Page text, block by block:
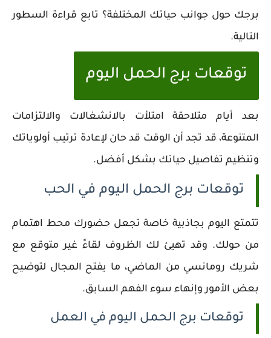
برجك حول جوانب حياتك المختلفة؟ تابع قراءة السطور
التالية.
توقعات برج الحمل اليوم
بعد أيام متلاحقة امتلأت بالانشغالات والالتزامات
المتنوعة، قد تجد أن الوقت قد حان لإعادة ترتيب أولوياتك
وتنظيم تفاصيل حياتك بشكل أفضل.
توقعات برج الحمل اليوم في الحب
تتمتع اليوم بجاذبية خاصة تجعل حضورك محط اهتمام
من حولك. وقد تهيئ لك الظروف لقاءً غير متوقع مع
شريك رومانسي من الماضي، ما يفتح المجال لتوضيح
بعض الأمور وإنهاء سوء الفهم السابق.
توقعات برج الحمل اليوم في العمل